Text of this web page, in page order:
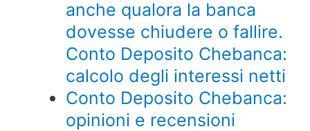
anche qualora la banca
dovesse chiudere o fallire.
Conto Deposito Chebanca:
calcolo degli interessi netti
Conto Deposito Chebanca:
opinioni e recensioni